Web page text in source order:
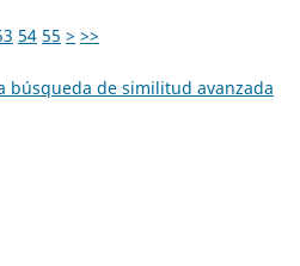
54 55 > >>
búsqueda de similitud avanzada